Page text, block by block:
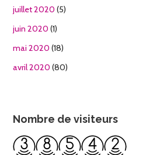
juillet 2020 (5)
juin 2020 (1)
mai 2020 (18)
avril 2020 (80)
Nombre de visiteurs